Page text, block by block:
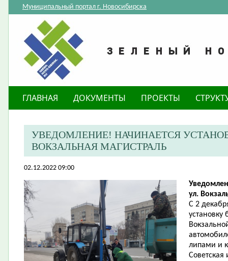
Муниципальный портал г. Новосибирска
ГЛАВНАЯ ДОКУМЕНТЫ ПРОЕКТЫ
​УВЕДОМЛЕНИЕ! НАЧИНАЕТСЯ
ВОКЗАЛЬНАЯ МАГИСТРАЛЬ
02.12.2022 09:00
ул.
С 2
установку
липами и
Советская